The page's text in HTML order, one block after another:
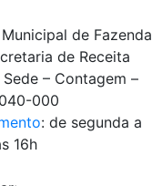
de Fazenda
de Receita
– Contagem –
000
: de segunda a
16h